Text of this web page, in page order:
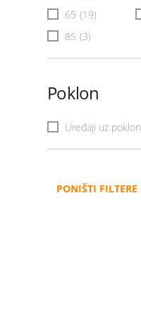
65 (19)
85 (3)
Poklon
Uređaji uz poklon
PONIŠTI FILTERE